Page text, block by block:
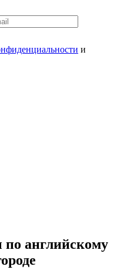
и
английскому